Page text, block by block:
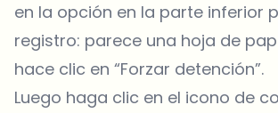
en la opción en la parte inferior
registro: parece una hoja de
hace clic en “Forzar detención”.
Luego haga clic en el icono de